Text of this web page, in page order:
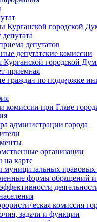
Курганской городской
депутатов
депутатские комиссии
Курганской городской
приемная
граждан по поддержке
комиссии при Главе
администрации города
организации
на карте
муниципальных правовых
формы обращений и
комиссия
задачи и функции